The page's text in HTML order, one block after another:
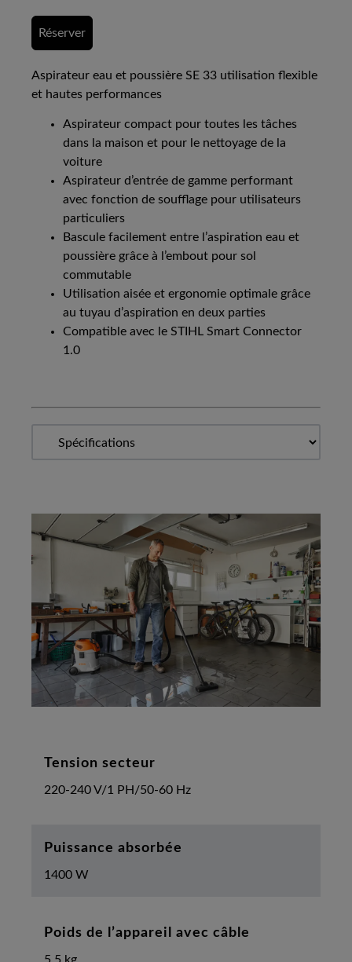
Réserver
Aspirateur eau et poussière SE 33 utilisation flexible
et hautes performances
Aspirateur compact pour toutes les tâches
dans la maison et pour le nettoyage de la
voiture
Aspirateur d’entrée de gamme performant
avec fonction de soufflage pour utilisateurs
particuliers
Bascule facilement entre l’aspiration eau et
poussière grâce à l’embout pour sol
commutable
Utilisation aisée et ergonomie optimale grâce
au tuyau d’aspiration en deux parties
Compatible avec le STIHL Smart Connector
1.0
Tension secteur
220-240 V/1 PH/50-60 Hz
Puissance absorbée
1400 W
Poids de l’appareil avec câble
5.5 kg